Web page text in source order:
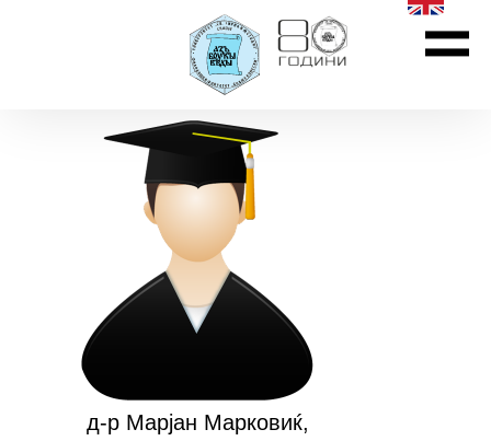
д-р Марјан Марковиќ,